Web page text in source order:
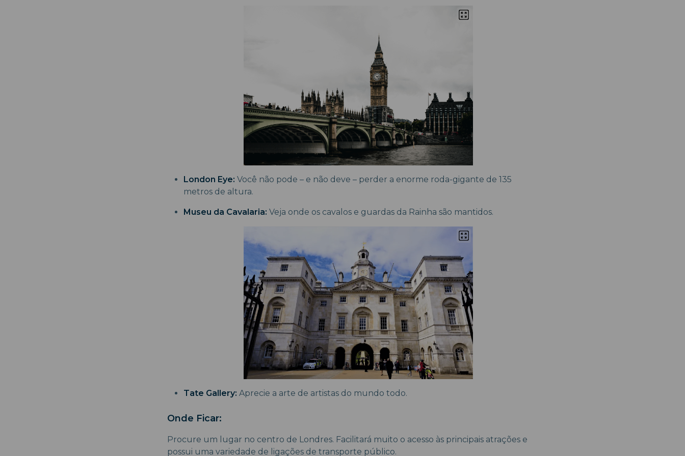
London Eye: Você não pode – e não deve – perder a enorme roda-gigante de 135
metros de altura.
Museu da Cavalaria: Veja onde os cavalos e guardas da Rainha são mantidos.
Tate Gallery: Aprecie a arte de artistas do mundo todo.
Onde Ficar:
Procure um lugar no centro de Londres. Facilitará muito o acesso às principais atrações e
possui uma variedade de ligações de transporte público.